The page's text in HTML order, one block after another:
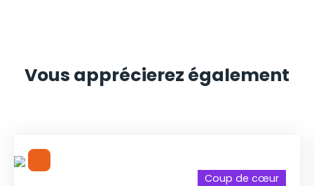
Vous apprécierez également
Coup de cœur